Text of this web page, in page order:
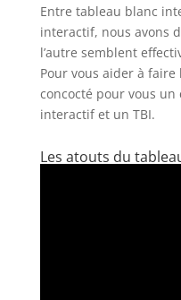
Entre tableau blanc
interactif, nous avons
l’autre semblent
Pour vous aider à faire
concocté pour vous un
interactif et un TBI.
Les atouts du